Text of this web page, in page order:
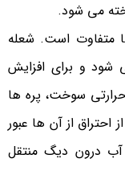
می شود.
متفاوت است. شعله
شود و برای افزایش
سوخت، پره ها
از آن ها عبور
آب درون دیگ منتقل